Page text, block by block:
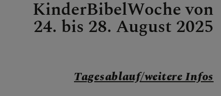
KinderBibelWoche von
24. bis 28. August 2025
Tagesablauf/weitere Infos